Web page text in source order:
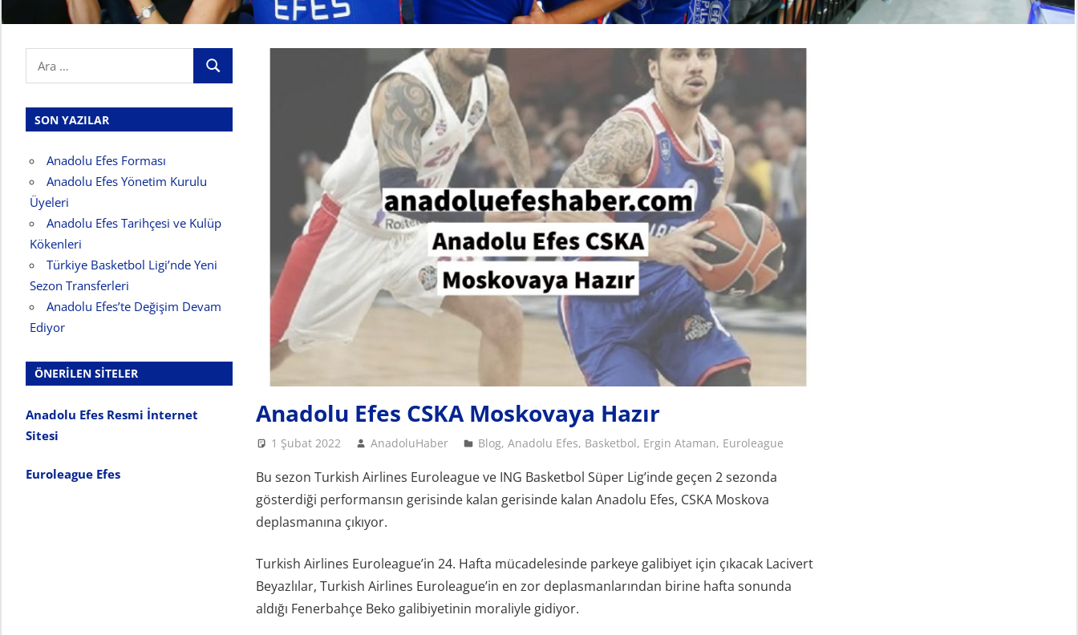
Anadolu Efes CSKA Moskovaya Hazır
1 Şubat 2022 AnadoluHaber Blog, Anadolu Efes, Basketbol, Ergin Ataman, Euroleague
Bu sezon Turkish Airlines Euroleague ve ING Basketbol Süper Lig’inde geçen 2 sezonda
gösterdiği performansın gerisinde kalan gerisinde kalan Anadolu Efes, CSKA Moskova
deplasmanına çıkıyor.
Turkish Airlines Euroleague’in 24. Hafta mücadelesinde parkeye galibiyet için çıkacak Lacivert
Beyazlılar, Turkish Airlines Euroleague’in en zor deplasmanlarından birine hafta sonunda
aldığı Fenerbahçe Beko galibiyetinin moraliyle gidiyor.
ARA
SON YAZILAR
Anadolu Efes Forması
Anadolu Efes Yönetim Kurulu
Üyeleri
Anadolu Efes Tarihçesi ve Kulüp
Kökenleri
Türkiye Basketbol Ligi’nde Yeni
Sezon Transferleri
Anadolu Efes’te Değişim Devam
Ediyor
ÖNERILEN SITELER
Anadolu Efes Resmi İnternet
Sitesi
Euroleague Efes